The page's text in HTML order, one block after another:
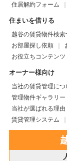
住居解約フォーム
住まいを借りる
越谷の賃貸物件検索
お部屋探し依頼
お役立ちコンテンツ
オーナー様向け
当社の賃貸管理につ
管理物件ギャラリー
当社が選ばれる理由
賃貸管理システム